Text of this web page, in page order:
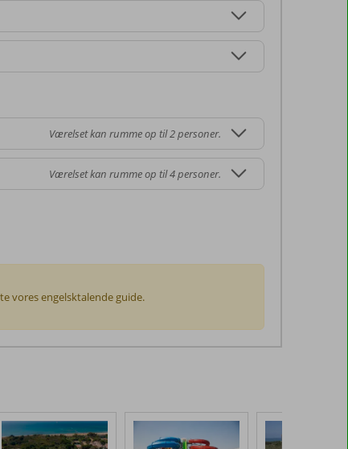
Værelset kan rumme op til 2 personer.
Værelset kan rumme op til 4 personer.
vores engelsktalende guide.